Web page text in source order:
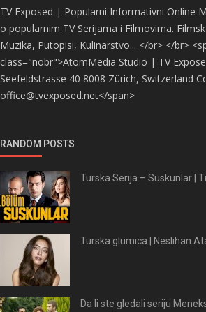
TV Exposed | Popularni Informativni Online
o popularnim TV Serijama i Filmovima.
Muzika, Putopisi, Kulinarstvo... </br> </br>
class="nobr">AtomMedia Studio | TV
Seefeldstrasse 40 8008 Zürich, Switzerland
office@tvexposed.net</span>
RANDOM POSTS
Turska Serija – Suskunlar |
Turska glumica | Neslihan
Da li ste gledali seriju